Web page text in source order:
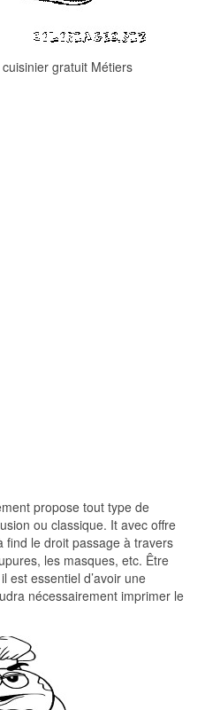
gratuit Métiers
propose tout type de
ou classique. It avec offre
find le droit passage à travers
les masques, etc. Être
est essentiel d’avoir une
nécessairement imprimer le